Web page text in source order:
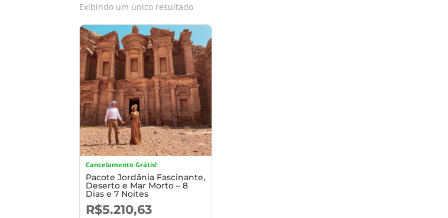
Exibindo um único resultado
Cancelamento Grátis!
Pacote Jordânia Fascinante,
Deserto e Mar Morto – 8
Dias e 7 Noites
R$5.210,63